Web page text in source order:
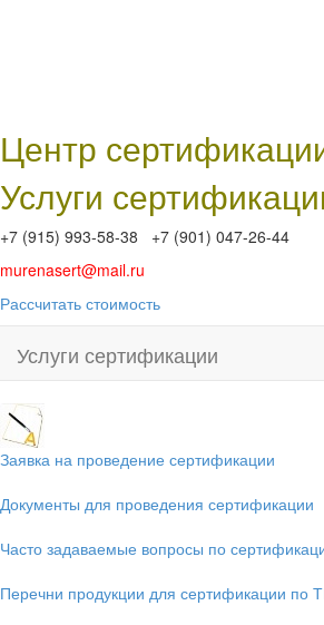
Центр
Услуги
+7 (915) 993-58-38 +7 (901) 047-26-44
murenasert@mail.ru
Рассчитать стоимость
Услуги сертификации
Заявка на проведение сертификации
Документы для проведения сертификации
Часто задаваемые вопросы по
Перечни продукции для сертификации по